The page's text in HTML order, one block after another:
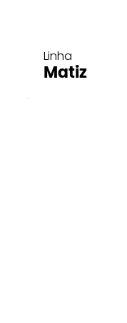
Linha
Matiz